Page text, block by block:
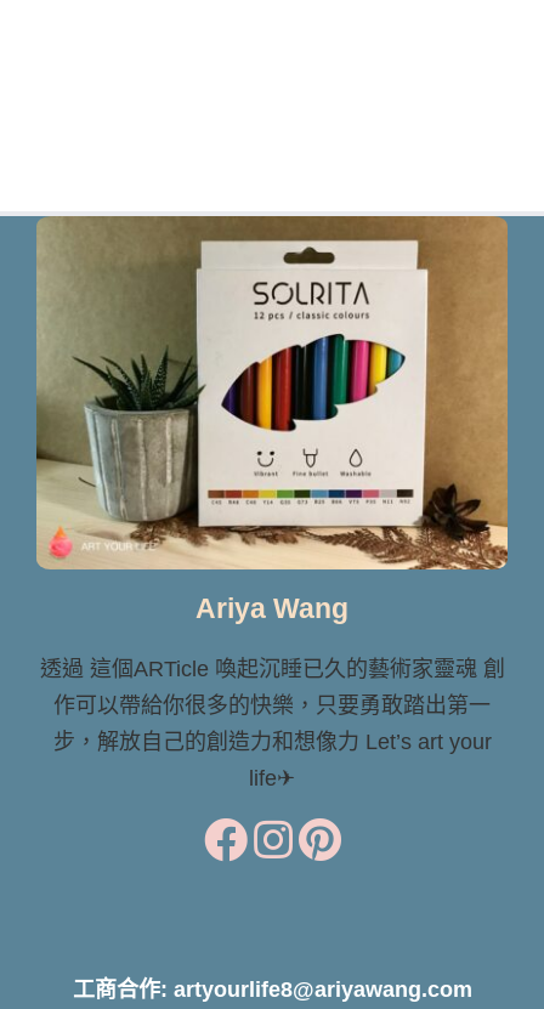
Ariya Wang
透過 這個ARTicle 喚起沉睡已久的藝術家靈魂 創
作可以帶給你很多的快樂，只要勇敢踏出第一
步，解放自己的創造力和想像力 Let’s art your
life✈
工商合作: artyourlife8@ariyawang.com